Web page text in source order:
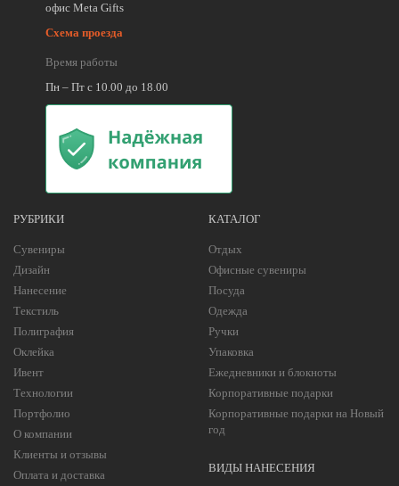
офис Meta Gifts
Схема проезда
Время работы
Пн – Пт с 10.00 до 18.00
РУБРИКИ
Сувениры
Дизайн
Нанесение
Текстиль
Полиграфия
Оклейка
Ивент
Технологии
Портфолио
О компании
Клиенты и отзывы
Оплата и доставка
КАТАЛОГ
Отдых
Офисные сувениры
Посуда
Одежда
Ручки
Упаковка
Ежедневники и блокноты
Корпоративные подарки
Корпоративные подарки на Новый
год
ВИДЫ НАНЕСЕНИЯ